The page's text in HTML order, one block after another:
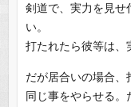
剣道で、実力を見せ
い。
打たれたら彼等は、
だが居合いの場合、
同じ事をやらせる。